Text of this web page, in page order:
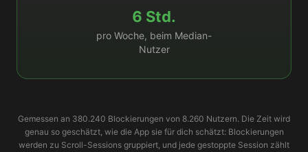
6 Std.
pro Woche, beim Median-
Nutzer
Gemessen an 380.240 Blockierungen von 8.260 Nutzern. Die Zeit wird
genau so geschätzt, wie die App sie für dich schätzt: Blockierungen
werden zu Scroll-Sessions gruppiert, und jede gestoppte Session zählt